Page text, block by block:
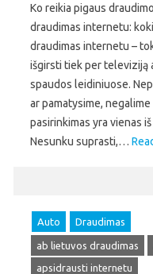
Ko reikia pigaus
draudimas internetu:
draudimas internetu –
išgirsti tiek per televiziją
spaudos leidiniuose.
ar pamatysime,
pasirinkimas yra vienas
Nesunku suprasti,…
Auto Draudimas
ab lietuvos draudimas
apsidrausti internetu